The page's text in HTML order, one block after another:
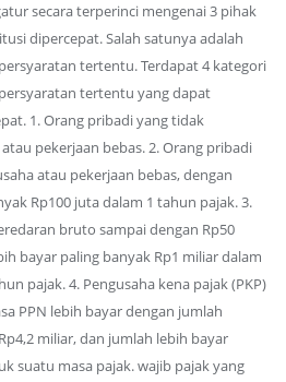
secara terperinci mengenai 3 pihak
dipercepat. Salah satunya adalah
tertentu. Terdapat 4 kategori
tertentu yang dapat
1. Orang pribadi yang tidak
pekerjaan bebas. 2. Orang pribadi
atau pekerjaan bebas, dengan
Rp100 juta dalam 1 tahun pajak. 3.
bruto sampai dengan Rp50
bayar paling banyak Rp1 miliar dalam
pajak. 4. Pengusaha kena pajak (PKP)
PPN lebih bayar dengan jumlah
miliar, dan jumlah lebih bayar
suatu masa pajak. wajib pajak yang